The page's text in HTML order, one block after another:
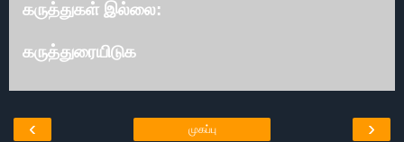
கருத்துகள் இல்லை:
கருத்துரையிடுக
‹ ›
முகப்பு